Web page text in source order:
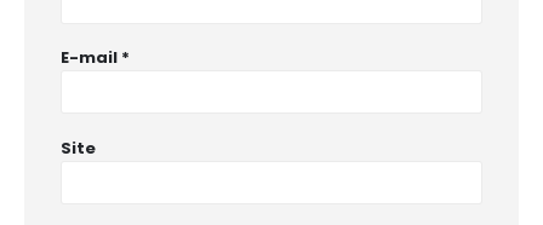
E-mail *
Site